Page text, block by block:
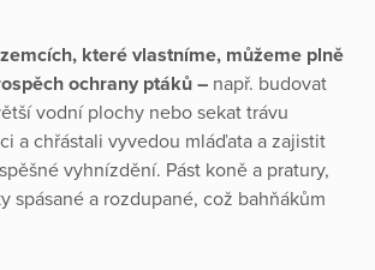
které vlastníme, můžeme plně
ochrany ptáků – např. budovat
vodní plochy nebo sekat trávu
a chřástali vyvedou mláďata a zajistit
vyhnízdění. Pást koně a pratury,
spásané a rozdupané, což bahňákům